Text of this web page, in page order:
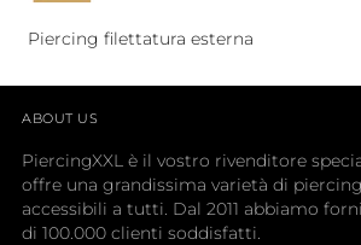
Piercing filettatura esterna
ABOUT US
PiercingXXL è il vostro rivenditore
offre una grandissima varietà di
accessibili a tutti. Dal 2011 abbiamo
di 100.000 clienti soddisfatti.